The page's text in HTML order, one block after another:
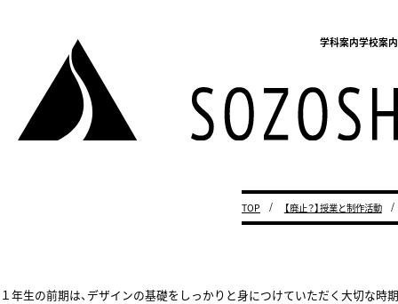
学科案内学校案内
TOP 【廃止？】授業と制作活動
１年生の前期は、デザインの基礎をしっかりと身につけていただく大切な時